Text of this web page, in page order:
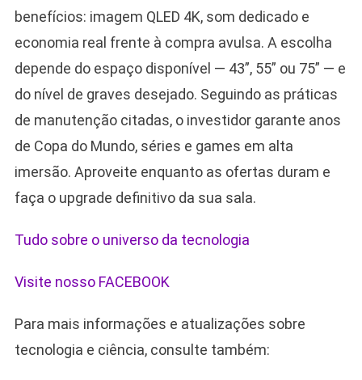
benefícios: imagem QLED 4K, som dedicado e
economia real frente à compra avulsa. A escolha
depende do espaço disponível — 43”, 55” ou 75” — e
do nível de graves desejado. Seguindo as práticas
de manutenção citadas, o investidor garante anos
de Copa do Mundo, séries e games em alta
imersão. Aproveite enquanto as ofertas duram e
faça o upgrade definitivo da sua sala.
Tudo sobre o universo da tecnologia
Visite nosso FACEBOOK
Para mais informações e atualizações sobre
tecnologia e ciência, consulte também: